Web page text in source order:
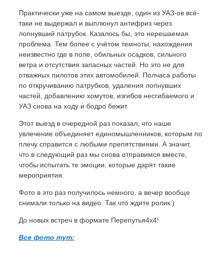
Практически уже на самом выезде, один из УАЗ-ов всё-
таки не выдержал и выплюнул антифриз через
лопнувший патрубок. Казалось бы, это нерешаемая
проблема. Тем более с учётом темноты, нахождения
неизвестно где в поле, обильных осадков, сильного
ветра и отсутствия запасных частей. Но это не для
отважных пилотов этих автомобилей. Полчаса работы
по откручиванию патрубков, удаления лопнувших
частей, добавлению хомутов, изгибов несгибаемого и
УАЗ снова на ходу и бодро бежит.
Этот выезд в очередной раз показал, что наше
увлечение объединяет единомышленников, которым по
плечу справится с любыми препятствиями. А значит,
что в следующий раз мы снова отправимся вместе,
чтобы испытать те эмоции, которые дарят такие
мероприятия.
Фото в это раз получилось немного, а вечер вообще
снимали только на видео. Так что ждите ролик:)
До новых встреч в формате Перепутья4х4!
Все фото тут: